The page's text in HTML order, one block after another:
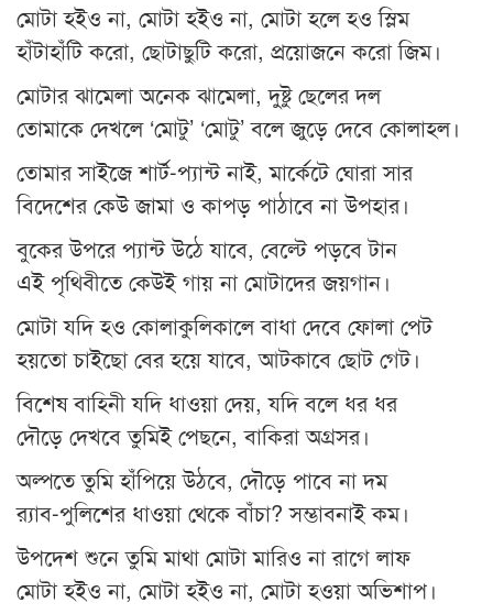
মোটা হইও না, মোটা হইও না, মোটা হলে হও স্লিম
হাঁটাহাঁটি করো, ছোটাছুটি করো, প্রয়োজনে করো জিম।
মোটার ঝামেলা অনেক ঝামেলা, দুষ্টু ছেলের দল
তোমাকে দেখলে ‘মোটু’ ‘মোটু’ বলে জুড়ে দেবে কোলাহল।
তোমার সাইজে শার্ট-প্যান্ট নাই, মার্কেটে ঘোরা সার
বিদেশের কেউ জামা ও কাপড় পাঠাবে না উপহার।
বুকের উপরে প্যান্ট উঠে যাবে, বেল্টে পড়বে টান
এই পৃথিবীতে কেউই গায় না মোটাদের জয়গান।
মোটা যদি হও কোলাকুলিকালে বাধা দেবে ফোলা পেট
হয়তো চাইছো বের হয়ে যাবে, আটকাবে ছোট গেট।
বিশেষ বাহিনী যদি ধাওয়া দেয়, যদি বলে ধর ধর
দৌড়ে দেখবে তুমিই পেছনে, বাকিরা অগ্রসর।
অল্পতে তুমি হাঁপিয়ে উঠবে, দৌড়ে পাবে না দম
র‍্যাব-পুলিশের ধাওয়া থেকে বাঁচা? সম্ভাবনাই কম।
উপদেশ শুনে তুমি মাথা মোটা মারিও না রাগে লাফ
মোটা হইও না, মোটা হইও না, মোটা হওয়া অভিশাপ।